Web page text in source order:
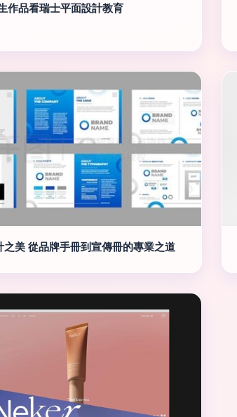
作品看瑞士平面設計教育
之美 從品牌手冊到宣傳冊的專業之道